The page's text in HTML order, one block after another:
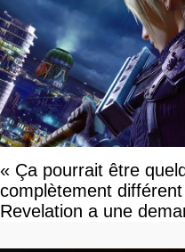
« Ça pourrait être
complètement
Revelation a une